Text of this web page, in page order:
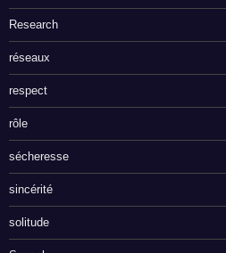
Research
réseaux
respect
rôle
sécheresse
sincérité
solitude